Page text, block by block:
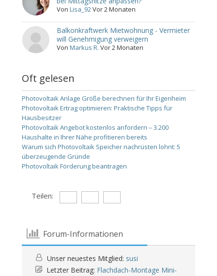
VonLisa_92Vor 2 Monaten
Balkonkraftwerk Mietwohnung - Vermieter
will Genehmigung verweigern
VonMarkus R. Vor 2 Monaten
Oft gelesen
Photovoltaik Anlage Größe berechnen für Ihr Eigenheim
Photovoltaik Ertrag optimieren: Praktische Tipps für
Hausbesitzer
Photovoltaik Angebot kostenlos anfordern – 3.200
Haushalte in Ihrer Nähe profitieren bereits
Warum sich Photovoltaik Speicher nachrüsten lohnt: 5
überzeugende Gründe
Photovoltaik Förderung beantragen
Teilen:
Forum-Informationen
Unser neuestes Mitglied: susi
Letzter Beitrag: Flachdach-Montage Mini-